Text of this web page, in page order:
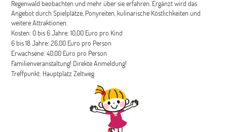
Regenwald beobachten und mehr über sie erfahren. Ergänzt wird das
Angebot durch Spielplätze, Ponyreiten, kulinarische Köstlichkeiten und
weitere Attraktionen.
Kosten: 0 bis 6 Jahre: 10,00 Euro pro Kind
6 bis 18 Jahre: 26,00 Euro pro Person
Erwachsene: 40,00 Euro pro Person
Familienveranstaltung! Direkte Anmeldung!
Treffpunkt: Hauptplatz Zeltweg